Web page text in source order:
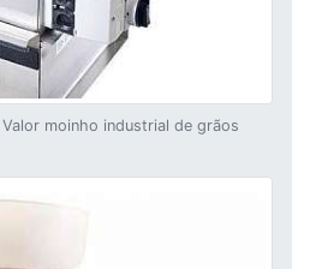
moinho industrial de grãos